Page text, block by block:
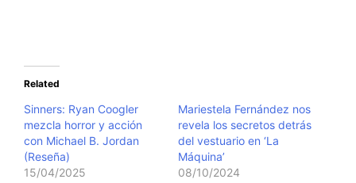
Related
Sinners: Ryan Coogler
mezcla horror y acción
con Michael B. Jordan
(Reseña)
15/04/2025
Mariestela Fernández nos
revela los secretos detrás
del vestuario en ‘La
Máquina’
08/10/2024